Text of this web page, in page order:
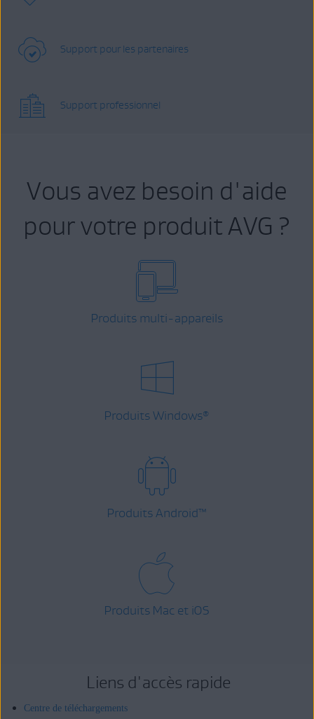
Support pour les partenaires
Support professionnel
Vous avez besoin d'aide
pour votre produit AVG ?
Produits multi-appareils
Produits Windows®
Produits Android™
Produits Mac et iOS
Liens d'accès rapide
Centre de téléchargements